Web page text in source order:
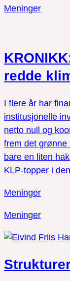
Meninger
redde
I flere år har
institusjonelle
netto null og
frem det grønne
bare en liten
KLP-topper i
Meninger
Meninger